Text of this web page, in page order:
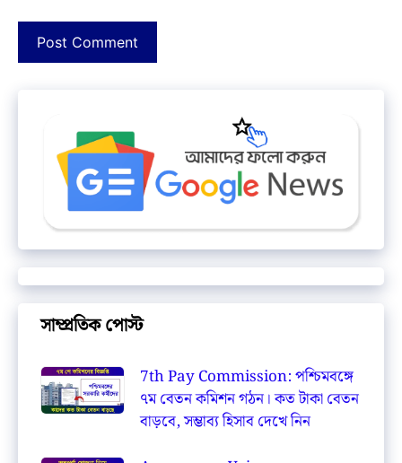
সাম্প্রতিক পোস্ট
7th Pay Commission: পশ্চিমবঙ্গে
৭ম বেতন কমিশন গঠন। কত টাকা বেতন
বাড়বে, সম্ভাব্য হিসাব দেখে নিন